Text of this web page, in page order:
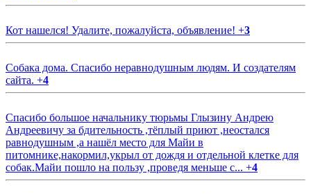
Кот нашелся! Удалите, пожалуйста, объявление! +3
Собака дома. Спасибо неравнодушным людям. И создателям
сайта. +4
Спасибо большое начальнику тюрьмы Глызину Андрею
Андреевичу за бдительность ,тёплый приют ,неостался
равнодушным ,а нашёл место для Майи в
питомнике,накормил,укрыл от дождя и отдельной клетке для
собак.Майи пошло на пользу ,проведя меньше с... +4